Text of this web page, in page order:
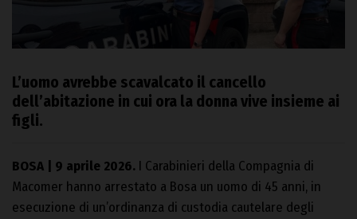
L’uomo avrebbe scavalcato il cancello
dell’abitazione in cui ora la donna vive insieme ai
figli.
BOSA | 9 aprile 2026. I Carabinieri della Compagnia di
Macomer hanno arrestato a Bosa un uomo di 45 anni, in
esecuzione di un’ordinanza di custodia cautelare degli